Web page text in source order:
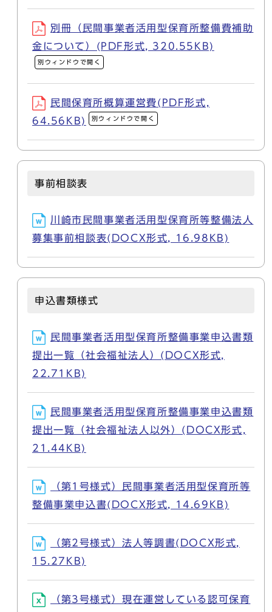
別冊（民間事業者活用型保育所整備費補助
金について）(PDF形式, 320.55KB)
別ウィンドウで開く
民間保育所概算運営費(PDF形式,
64.56KB)
別ウィンドウで開く
事前相談表
川崎市民間事業者活用型保育所等整備法人
募集事前相談表(DOCX形式, 16.98KB)
申込書類様式
民間事業者活用型保育所整備事業申込書類
提出一覧（社会福祉法人）(DOCX形式,
22.71KB)
民間事業者活用型保育所整備事業申込書類
提出一覧（社会福祉法人以外）(DOCX形式,
21.44KB)
（第1号様式）民間事業者活用型保育所等
整備事業申込書(DOCX形式, 14.69KB)
（第2号様式）法人等調書(DOCX形式,
15.27KB)
（第3号様式）現在運営している認可保育